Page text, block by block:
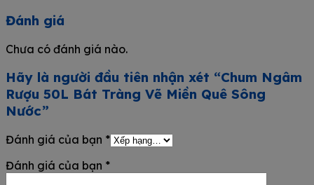
Đánh giá
Chưa có đánh giá nào.
Hãy là người đầu tiên nhận xét “Chum Ngâm
Rượu 50L Bát Tràng Vẽ Miền Quê Sông
Nước”
Đánh giá của bạn *
Đánh giá của bạn *